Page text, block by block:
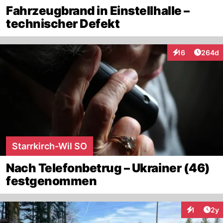
Fahrzeugbrand in Einstellhalle –
technischer Defekt
16
Interaktionen
264d
Starrkirch-Wil SO
Nach Telefonbetrug – Ukrainer (46)
festgenommen
1 2y